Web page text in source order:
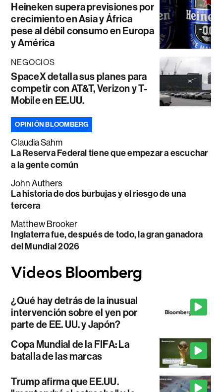
Heineken supera previsiones por
crecimiento en Asia y África
pese al débil consumo en Europa
y América
NEGOCIOS
SpaceX detalla sus planes para
competir con AT&T, Verizon y T-
Mobile en EE.UU.
OPINIÓN BLOOMBERG
Claudia Sahm
La Reserva Federal tiene que empezar a escuchar
a la gente común
John Authers
La historia de dos burbujas y el riesgo de una
tercera
Matthew Brooker
Inglaterra fue, después de todo, la gran ganadora
del Mundial 2026
¿Qué hay detrás de la inusual
intervención sobre el yen por
parte de EE. UU. y Japón?
Copa Mundial de la FIFA: La
batalla de las marcas
Trump afirma que EE.UU.